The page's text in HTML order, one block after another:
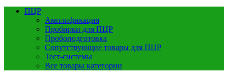
ПЦР
Амплификация
Пробирки для ПЦР
Пробоподготовка
Сопутствующие товары для ПЦР
Тест-системы
Все товары категории